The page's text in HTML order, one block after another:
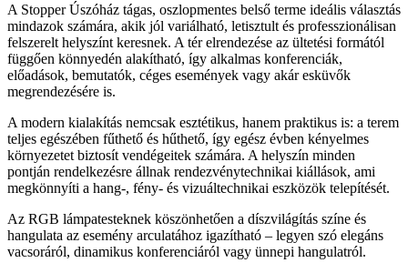
A Stopper Úszóház tágas, oszlopmentes belső terme ideális választás
mindazok számára, akik jól variálható, letisztult és professzionálisan
felszerelt helyszínt keresnek. A tér elrendezése az ültetési formától
függően könnyedén alakítható, így alkalmas konferenciák,
előadások, bemutatók, céges események vagy akár esküvők
megrendezésére is.
A modern kialakítás nemcsak esztétikus, hanem praktikus is: a terem
teljes egészében fűthető és hűthető, így egész évben kényelmes
környezetet biztosít vendégeitek számára. A helyszín minden
pontján rendelkezésre állnak rendezvénytechnikai kiállások, ami
megkönnyíti a hang-, fény- és vizuáltechnikai eszközök telepítését.
Az RGB lámpatesteknek köszönhetően a díszvilágítás színe és
hangulata az esemény arculatához igazítható – legyen szó elegáns
vacsoráról, dinamikus konferenciáról vagy ünnepi hangulatról.